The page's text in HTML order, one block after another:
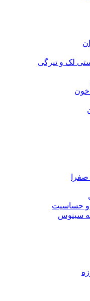
لک و تیرگی
خون
و حساسیت
سینوس